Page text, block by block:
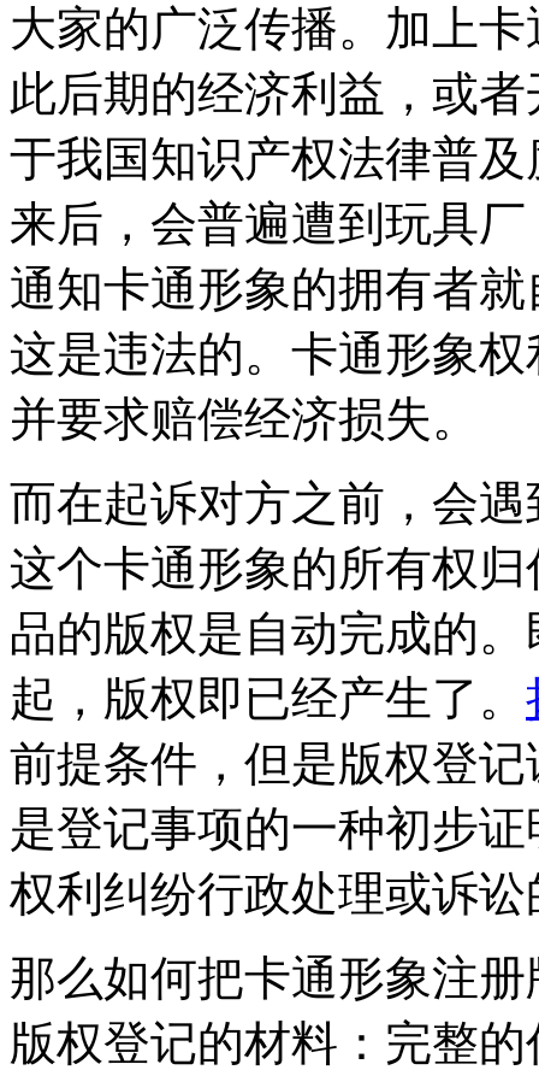
大家的广泛传播。加上
此后期的经济利益，或
于我国知识产权法律普
来后，会普遍遭到玩具
通知卡通形象的拥有者
这是违法的。卡通形象
并要求赔偿经济损失。
而在起诉对方之前，会
这个卡通形象的所有权
品的版权是自动完成的
起，版权即已经产生了。
前提条件，但是版权登
是登记事项的一种初步
权利纠纷行政处理或诉
那么如何把卡通形象注
版权登记的材料：完整